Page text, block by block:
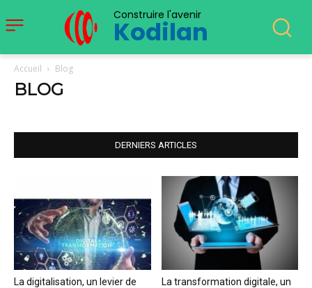
Construire l'avenir
Kodilan
Accueil Blog
BLOG
DERNIERS ARTICLES
La digitalisation, un levier de
La transformation digitale, un